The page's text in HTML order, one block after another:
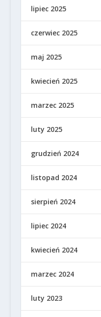
lipiec 2025
czerwiec 2025
maj 2025
kwiecień 2025
marzec 2025
luty 2025
grudzień 2024
listopad 2024
sierpień 2024
lipiec 2024
kwiecień 2024
marzec 2024
luty 2023